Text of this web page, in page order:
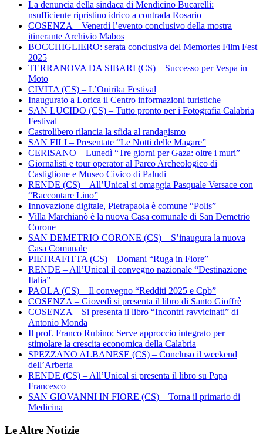
La denuncia della sindaca di Mendicino Bucarelli:
nsufficiente ripristino idrico a contrada Rosario
COSENZA – Venerdì l’evento conclusivo della mostra
itinerante Archivio Mabos
BOCCHIGLIERO: serata conclusiva del Memories Film Fest
2025
TERRANOVA DA SIBARI (CS) – Successo per Vespa in
Moto
CIVITA (CS) – L’Onirika Festival
Inaugurato a Lorica il Centro informazioni turistiche
SAN LUCIDO (CS) – Tutto pronto per i Fotografia Calabria
Festival
Castrolibero rilancia la sfida al randagismo
SAN FILI – Presentate “Le Notti delle Magare”
CERISANO – Lunedì “Tre giorni per Gaza: oltre i muri”
Giornalisti e tour operator al Parco Archeologico di
Castiglione e Museo Civico di Paludi
RENDE (CS) – All’Unical si omaggia Pasquale Versace con
“Raccontare Lino”
Innovazione digitale, Pietrapaola è comune “Polis”
Villa Marchianò è la nuova Casa comunale di San Demetrio
Corone
SAN DEMETRIO CORONE (CS) – S’inaugura la nuova
Casa Comunale
PIETRAFITTA (CS) – Domani “Ruga in Fiore”
RENDE – All’Unical il convegno nazionale “Destinazione
Italia”
PAOLA (CS) – Il convegno “Redditi 2025 e Cpb”
COSENZA – Giovedì si presenta il libro di Santo Gioffrè
COSENZA – Si presenta il libro “Incontri ravvicinati” di
Antonio Monda
Il prof. Franco Rubino: Serve approccio integrato per
stimolare la crescita economica della Calabria
SPEZZANO ALBANESE (CS) – Concluso il weekend
dell’Arberia
RENDE (CS) – All’Unical si presenta il libro su Papa
Francesco
SAN GIOVANNI IN FIORE (CS) – Torna il primario di
Medicina
Le Altre Notizie